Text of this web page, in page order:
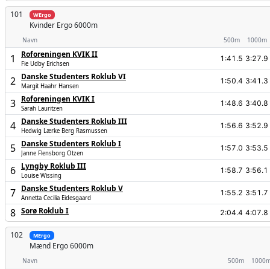
101 WErgo
Kvinder Ergo 6000m
Navn 500m 1000m
1 Roforeningen KVIK II
Fie Udby Erichsen
1:41.5 3:27.9
2 Danske Studenters Roklub VI
Margit Haahr Hansen
1:50.4 3:41.3
3 Roforeningen KVIK I
Sarah Lauritzen
1:48.6 3:40.8
4 Danske Studenters Roklub III
Hedwig Lærke Berg Rasmussen
1:56.6 3:52.9
5 Danske Studenters Roklub I
Janne Flensborg Otzen
1:57.0 3:53.5
6 Lyngby Roklub III
Louise Wissing
1:58.7 3:56.1
7 Danske Studenters Roklub V
Annetta Cecilia Eidesgaard
1:55.2 3:51.7
8 Sorø Roklub I 2:04.4 4:07.8
102 MErgo
Mænd Ergo 6000m
Navn 500m